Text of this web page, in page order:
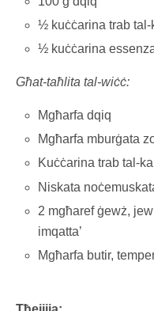
½ kuċċarina trab
½ kuċċarina
Għat-taħlita tal-wiċċ:
Mgħarfa dqiq
Mgħarfa mburġata
Kuċċarina trab tal-
Niskata
2 mgħaref ġewż,
imqatta’
Mgħarfa butir,